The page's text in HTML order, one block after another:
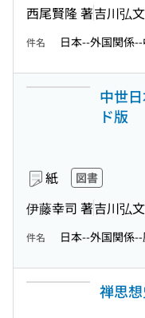
西尾賢隆 著吉川弘
件名 日本--外国関係
中世
ド版
紙 図書
伊藤幸司 著吉川弘
件名 日本--外国関係
禅思